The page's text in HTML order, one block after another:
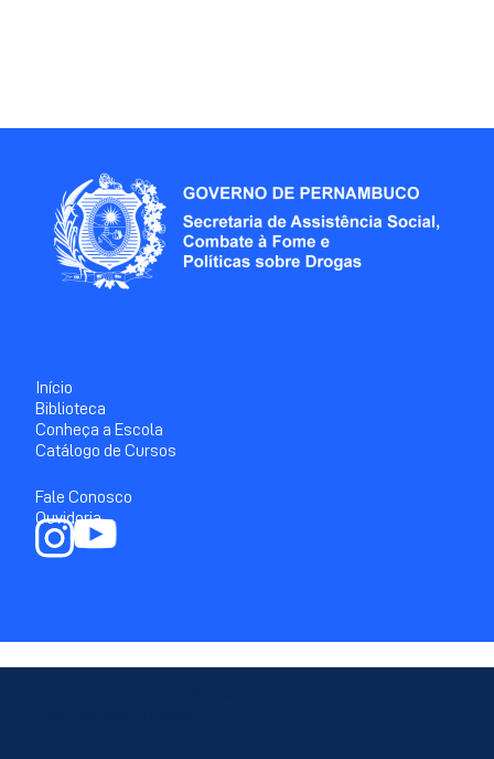
Início
Biblioteca
Conheça a Escola
Catálogo de Cursos
Fale Conosco
Ouvidoria